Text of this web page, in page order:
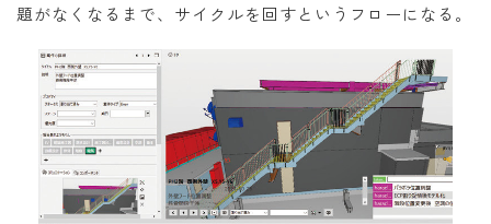
題がなくなるまで、サイクルを回すというフローになる。